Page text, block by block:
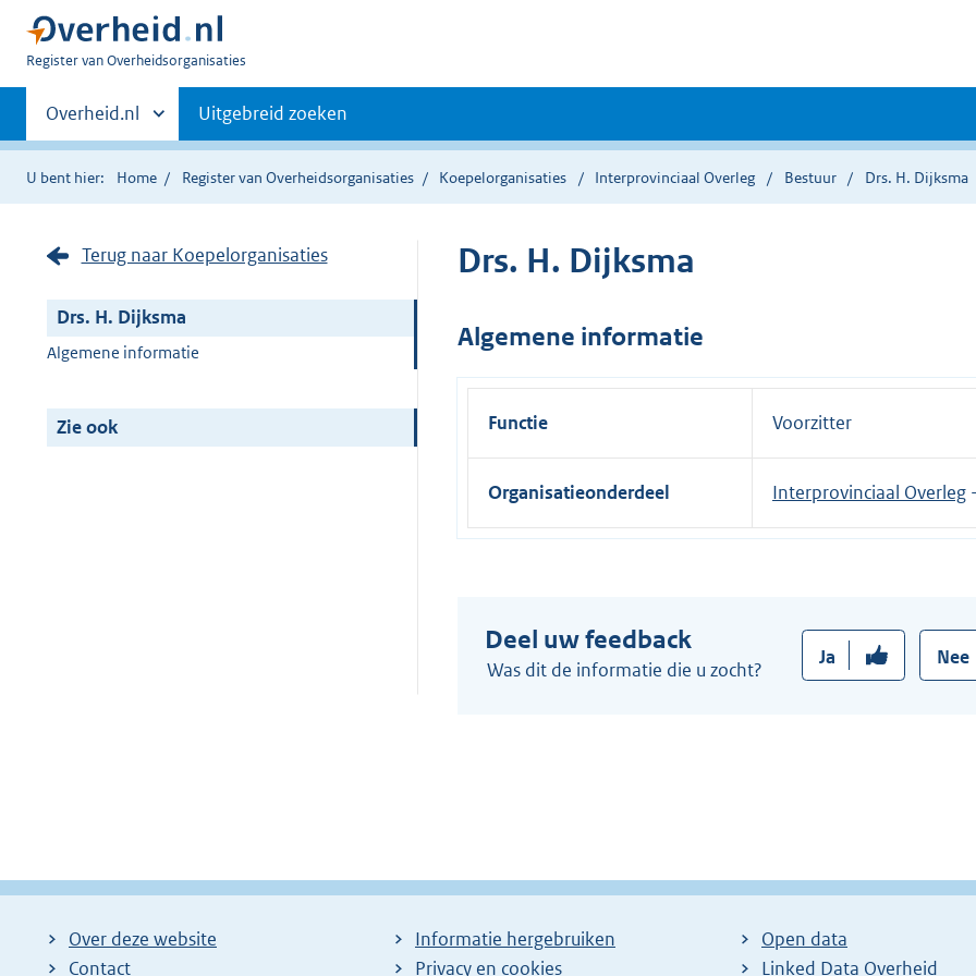
U
Register van Overheidsorganisaties
Primaire
navigatie
Andere
sites
binnen
Overheid.nl Uitgebreid zoeken
U bent hier: Home Register van Overheidsorganisaties Koepelorganisaties Interprovinciaal Overleg Bestuur Drs. H. Dijksma
Terug naar Koepelorganisaties
Drs. H. Dijksma
Algemene informatie
Zie ook
Drs. H. Dijksma
Algemene informatie
Functie Voorzitter
Organisatieonderdeel Interprovinciaal Overleg
Deel uw feedback
Was dit de informatie die u zocht?
Ja Nee
Over deze website
Contact
Informatie hergebruiken
Privacy en cookies
Open data
Linked Data Overheid